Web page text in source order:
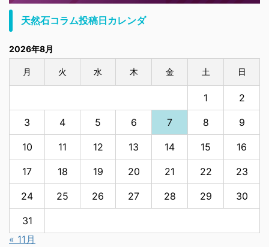
天然石コラム投稿日カレンダ
2026年8月
月 火 水 木 金 土 日
1 2
3 4 5 6 7 8 9
10 11 12 13 14 15 16
17 18 19 20 21 22 23
24 25 26 27 28 29 30
31
« 11月